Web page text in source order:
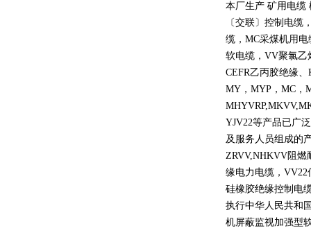
本厂生产 矿用电缆
〔交联〕控制电缆
缆， MC采煤机用电
软电缆， VV聚氯乙
CEFR乙丙胶绝缘、
MY ， MYP ， MC ，
YJV22等产品已广
及服务人员组成的
ZRVV,NHKVV阻燃
缘电力电缆， VV22
硅橡胶绝缘控制电
执行中华人民共和
机屏蔽监视加强型